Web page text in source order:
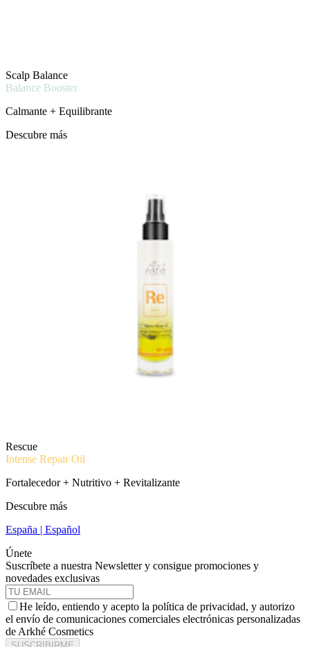
Scalp Balance
Balance Booster
Calmante + Equilibrante
Descubre más
Rescue
Intense Repair Oil
Fortalecedor + Nutritivo + Revitalizante
Descubre más
España | Español
Únete
Suscríbete a nuestra Newsletter y consigue promociones y
novedades exclusivas
He leído, entiendo y acepto la política de privacidad, y autorizo
el envío de comunicaciones comerciales electrónicas personalizadas
de Arkhé Cosmetics